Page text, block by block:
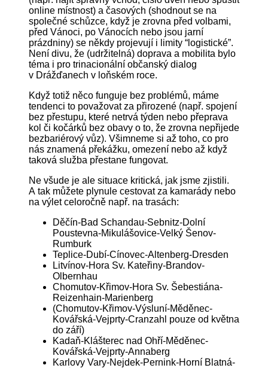
online místnost) a časových (shodnout se na
společné schůzce, když je zrovna před volbami,
před Vánoci, po Vánocích nebo jsou jarní
prázdniny) se někdy projevují i limity “logistické”.
Není divu, že (udržitelná) doprava a mobilita bylo
téma i pro trinacionální občanský dialog
v Drážďanech v loňském roce.
Když totiž něco funguje bez problémů, máme
tendenci to považovat za přirozené (např. spojení
bez přestupu, které netrvá týden nebo přeprava
kol či kočárků bez obavy o to, že zrovna nepřijede
bezbariérový vůz). Všimneme si až toho, co pro
nás znamená překážku, omezení nebo až když
taková služba přestane fungovat.
Ne všude je ale situace kritická, jak jsme zjistili.
A tak můžete plynule cestovat za kamarády nebo
na výlet celoročně např. na trasách:
Děčín-Bad Schandau-Sebnitz-Dolní
Poustevna-Mikulášovice-Velký Šenov-
Rumburk
Teplice-Dubí-Cínovec-Altenberg-Dresden
Litvínov-Hora Sv. Kateřiny-Brandov-
Olbernhau
Chomutov-Křimov-Hora Sv. Šebestiána-
Reizenhain-Marienberg
(Chomutov-Křimov-Výsluní-Měděnec-
Kovářská-Vejprty-Cranzahl pouze od května
do září)
Kadaň-Klášterec nad Ohří-Měděnec-
Kovářská-Vejprty-Annaberg
Karlovy Vary-Nejdek-Pernink-Horní Blatná-